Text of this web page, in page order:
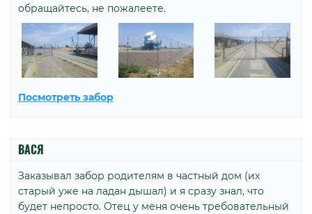
обращайтесь, не пожалеете.
Посмотреть забор
ВАСЯ
Заказывал забор родителям в частный дом (их
старый уже на ладан дышал) и я сразу знал, что
будет непросто. Отец у меня очень требовательный